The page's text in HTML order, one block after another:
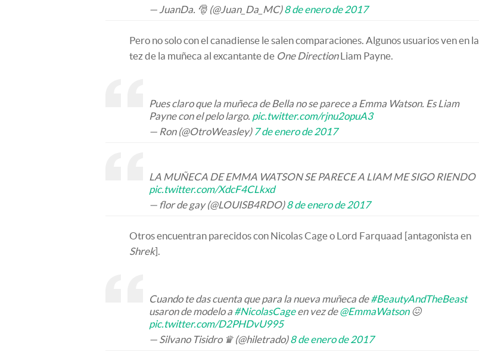
— JuanDa. 🎅 (@Juan_Da_MC)8 de enero de 2017
Pero no solo con el canadiense le salen comparaciones. Algunos usuarios ven en la
tez de la muñeca al excantante de One DirectionLiam Payne.
Pues claro que la muñeca de Bella no se parece a Emma Watson. Es Liam
Payne con el pelo largo. pic.twitter.com/rjnu2opuA3
— Ron (@OtroWeasley) 7 de enero de 2017
LA MUÑECA DE EMMA WATSON SE PARECE A LIAM ME SIGO RIENDO
pic.twitter.com/XdcF4CLkxd
— flor de gay (@LOUISB4RDO)8 de enero de 2017
Otros encuentran parecidos con Nicolas Cage o Lord Farquaad [antagonista en
Shrek].
Cuando te das cuenta que para la nueva muñeca de#BeautyAndTheBeast
usaron de modelo a #NicolasCageen vez de@EmmaWatson😖
pic.twitter.com/D2PHDvU995
— Silvano Tisidro ♛ (@hiletrado)8 de enero de 2017